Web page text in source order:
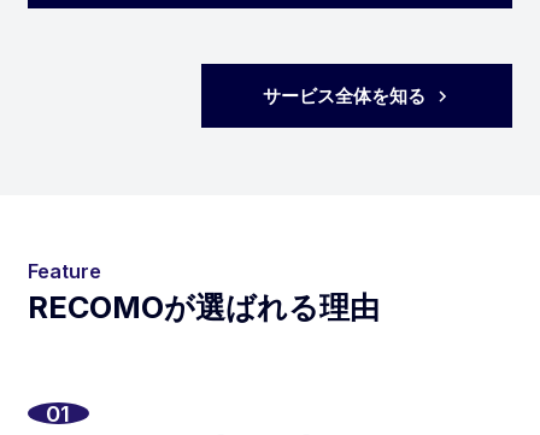
サービス全体を知る
Feature
RECOMOが選ばれる理由
01